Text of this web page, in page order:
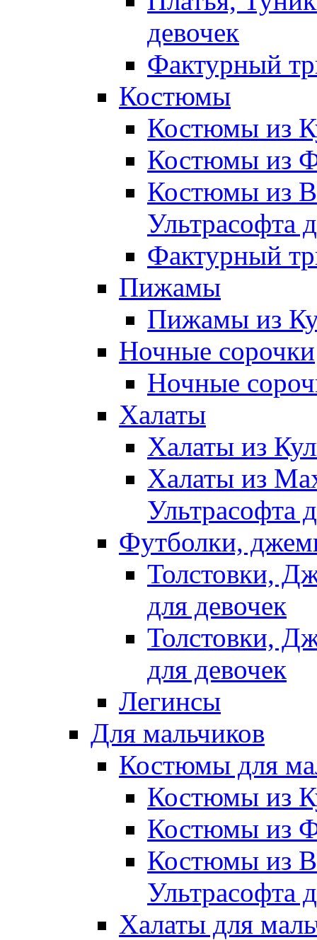
девочек
Фактурный
Костюмы
Костюмы из
Костюмы из
Костюмы из
Ультрасофта
Фактурный
Пижамы
Пижамы из
Ночные сорочки
Ночные
Халаты
Халаты из
Халаты из
Ультрасофта
Футболки,
Толстовки,
для девочек
Толстовки,
для девочек
Легинсы
Для мальчиков
Костюмы для
Костюмы из
Костюмы из
Костюмы из
Ультрасофта
Халаты для